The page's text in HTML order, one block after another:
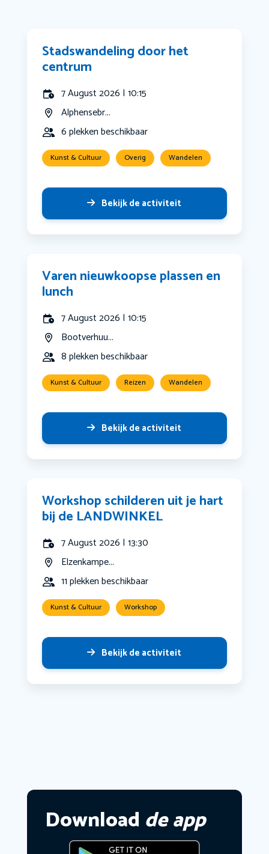
Stadswandeling door het
centrum
7 August 2026 | 10:15
Alphensebr...
6 plekken beschikbaar
Kunst & Cultuur Overig Wandelen
Bekijk de activiteit
Varen nieuwkoopse plassen en
lunch
7 August 2026 | 10:15
Bootverhuu...
8 plekken beschikbaar
Kunst & Cultuur Reizen Wandelen
Bekijk de activiteit
Workshop schilderen uit je hart
bij de LANDWINKEL
7 August 2026 | 13:30
Elzenkampe...
11 plekken beschikbaar
Kunst & Cultuur Workshop
Bekijk de activiteit
Download de app